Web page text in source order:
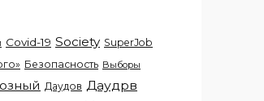
Covid-19 Society SuperJob
Безопасность Выборы
Даудов Даудрв